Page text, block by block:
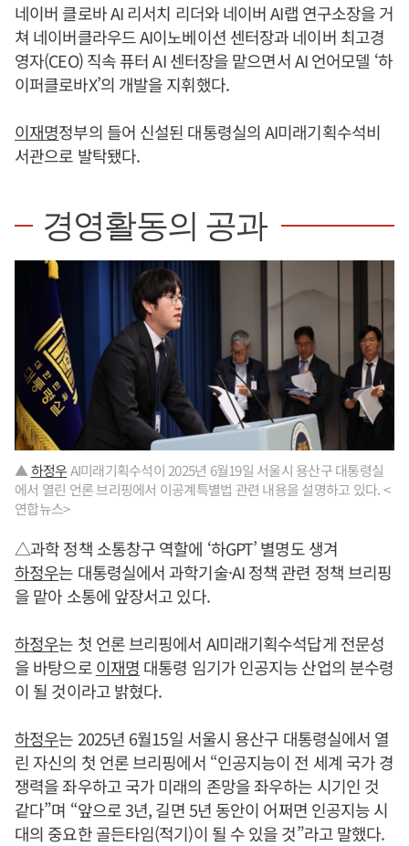
네이버 클로바 AI 리서치 리더와 네이버 AI랩 연구소장을 거
쳐 네이버클라우드 AI이노베이션 센터장과 네이버 최고경
영자(CEO) 직속 퓨터 AI 센터장을 맡으면서 AI 언어모델 ‘하
이퍼클로바X’의 개발을 지휘했다.
이재명정부의 들어 신설된 대통령실의 AI미래기획수석비
서관으로 발탁됐다.
경영활동의 공과
▲하정우AI미래기획수석이 2025년 6월19일 서울시 용산구 대통령실
에서 열린 언론 브리핑에서 이공계특별법 관련 내용을 설명하고 있다. <
연합뉴스>
△과학 정책 소통창구 역할에 ‘하GPT’ 별명도 생겨
하정우는 대통령실에서 과학기술·AI 정책 관련 정책 브리핑
을 맡아 소통에 앞장서고 있다.
하정우는 첫 언론 브리핑에서 AI미래기획수석답게 전문성
을 바탕으로이재명 대통령 임기가 인공지능 산업의 분수령
이 될 것이라고 밝혔다.
하정우는 2025년 6월15일 서울시 용산구 대통령실에서 열
린 자신의 첫 언론 브리핑에서 “인공지능이 전 세계 국가 경
쟁력을 좌우하고 국가 미래의 존망을 좌우하는 시기인 것
같다”며 “앞으로 3년, 길면 5년 동안이 어쩌면 인공지능 시
대의 중요한 골든타임(적기)이 될 수 있을 것”라고 말했다.